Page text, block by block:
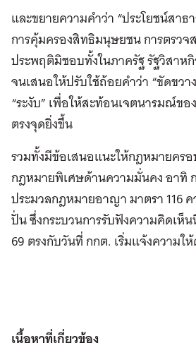
และขยายความคำว่า “ประโยชน์สา
การคุ้มครองสิทธิมนุษยชน การตรวจ
ประพฤติมิชอบทั้งในภาครัฐ รัฐวิสาห
จนเสนอให้ปรับใช้ถ้อยคำว่า “ขัดขว
“ระงับ” เพื่อให้สะท้อนเจตนารมณ์ข
ตรงจุดยิ่งขึ้น
รวมทั้งมีข้อเสนอแนะให้กฎหมายคร
กฎหมายพิเศษด้านความมั่นคง อาทิ
ประมวลกฎหมายอาญา มาตรา 116
ปั่น ซึ่งกระบวนการรับฟังความคิดเห็
69 ตรงกับวันที่ กกต. เริ่มแจ้งความใ